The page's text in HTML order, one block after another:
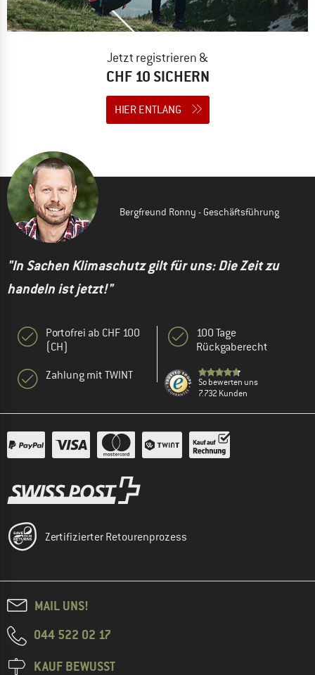
Jetzt registrieren &
CHF 10 SICHERN
HIER ENTLANG
Bergfreund Ronny - Geschäftsführung
"In Sachen Klimaschutz gilt für uns: Die Zeit zu
handeln ist jetzt!"
Portofrei ab CHF 100
(CH)
Zahlung mit TWINT
100 Tage
Rückgaberecht
So bewerten uns
7.732 Kunden
Zertifizierter Retourenprozess
MAIL UNS!
044 522 02 17
KAUF BEWUSST